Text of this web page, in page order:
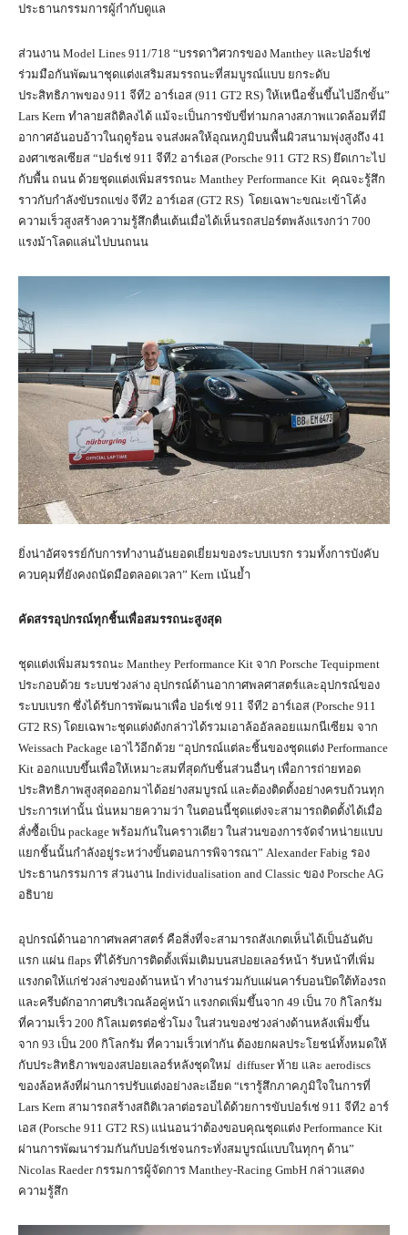
ประธานกรรมการผู้กำกับดูแล
ส่วนงาน Model Lines 911/718 “บรรดาวิศวกรของ Manthey และปอร์เช่
ร่วมมือกันพัฒนาชุดแต่งเสริมสมรรถนะที่สมบูรณ์แบบ ยกระดับ
ประสิทธิภาพของ 911 จีที2 อาร์เอส (911 GT2 RS) ให้เหนือชั้นขึ้นไปอีกขั้น”
Lars Kern ทำลายสถิติลงได้ แม้จะเป็นการขับขี่ท่ามกลางสภาพแวดล้อมที่มี
อากาศอันอบอ้าวในฤดูร้อน จนส่งผลให้อุณหภูมิบนพื้นผิวสนามพุ่งสูงถึง 41
องศาเซลเซียส “ปอร์เช่ 911 จีที2 อาร์เอส (Porsche 911 GT2 RS) ยึดเกาะไป
กับพื้น ถนน ด้วยชุดแต่งเพิ่มสรรถนะ Manthey Performance Kit คุณจะรู้สึก
ราวกับกำลังขับรถแข่ง จีที2 อาร์เอส (GT2 RS) โดยเฉพาะขณะเข้าโค้ง
ความเร็วสูงสร้างความรู้สึกตื่นเต้นเมื่อได้เห็นรถสปอร์ตพลังแรงกว่า 700
แรงม้าโลดแล่นไปบนถนน
ยิ่งน่าอัศจรรย์กับการทำงานอันยอดเยี่ยมของระบบเบรก รวมทั้งการบังคับ
ควบคุมที่ยังคงถนัดมือตลอดเวลา” Kern เน้นย้ำ
คัดสรรอุปกรณ์ทุกชิ้นเพื่อสมรรถนะสูงสุด
ชุดแต่งเพิ่มสมรรถนะ Manthey Performance Kit จาก Porsche Tequipment
ประกอบด้วย ระบบช่วงล่าง อุปกรณ์ด้านอากาศพลศาสตร์และอุปกรณ์ของ
ระบบเบรก ซึ่งได้รับการพัฒนาเพื่อ ปอร์เช่ 911 จีที2 อาร์เอส (Porsche 911
GT2 RS) โดยเฉพาะชุดแต่งดังกล่าวได้รวมเอาล้ออัลลอยแมกนีเซียม จาก
Weissach Package เอาไว้อีกด้วย “อุปกรณ์แต่ละชิ้นของชุดแต่ง Performance
Kit ออกแบบขึ้นเพื่อให้เหมาะสมที่สุดกับชิ้นส่วนอื่นๆ เพื่อการถ่ายทอด
ประสิทธิภาพสูงสุดออกมาได้อย่างสมบูรณ์ และต้องติดตั้งอย่างครบถ้วนทุก
ประการเท่านั้น นั่นหมายความว่า ในตอนนี้ชุดแต่งจะสามารถติดตั้งได้เมื่อ
สั่งซื้อเป็น package พร้อมกันในคราวเดียว ในส่วนของการจัดจำหน่ายแบบ
แยกชิ้นนั้นกำลังอยู่ระหว่างขั้นตอนการพิจารณา” Alexander Fabig รอง
ประธานกรรมการ ส่วนงาน Individualisation and Classic ของ Porsche AG
อธิบาย
อุปกรณ์ด้านอากาศพลศาสตร์ คือสิ่งที่จะสามารถสังเกตเห็นได้เป็นอันดับ
แรก แผ่น flaps ที่ได้รับการติดตั้งเพิ่มเติมบนสปอยเลอร์หน้า รับหน้าที่เพิ่ม
แรงกดให้แก่ช่วงล่างของด้านหน้า ทำงานร่วมกับแผ่นคาร์บอนปิดใต้ท้องรถ
และครีบดักอากาศบริเวณล้อคู่หน้า แรงกดเพิ่มขึ้นจาก 49 เป็น 70 กิโลกรัม
ที่ความเร็ว 200 กิโลเมตรต่อชั่วโมง ในส่วนของช่วงล่างด้านหลังเพิ่มขึ้น
จาก 93 เป็น 200 กิโลกรัม ที่ความเร็วเท่ากัน ต้องยกผลประโยชน์ทั้งหมดให้
กับประสิทธิภาพของสปอยเลอร์หลังชุดใหม่ diffuser ท้าย และ aerodiscs
ของล้อหลังที่ผ่านการปรับแต่งอย่างละเอียด “เรารู้สึกภาคภูมิใจในการที่
Lars Kern สามารถสร้างสถิติเวลาต่อรอบได้ด้วยการขับปอร์เช่ 911 จีที2 อาร์
เอส (Porsche 911 GT2 RS) แน่นอนว่าต้องขอบคุณชุดแต่ง Performance Kit
ผ่านการพัฒนาร่วมกันกับปอร์เช่จนกระทั่งสมบูรณ์แบบในทุกๆ ด้าน”
Nicolas Raeder กรรมการผู้จัดการ Manthey-Racing GmbH กล่าวแสดง
ความรู้สึก